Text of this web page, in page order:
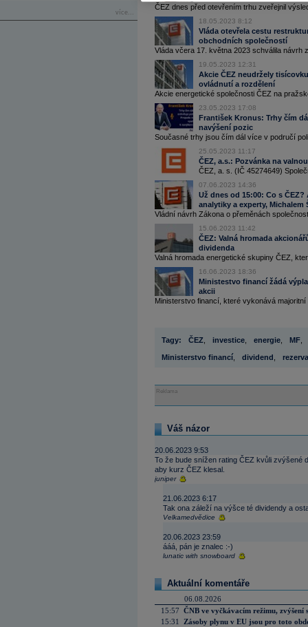
více...
ČEZ dnes před otevřením trhu zveřejnil
18.05.2023 8:12
Vláda otevřela cestu
obchodních společností
Vláda včera 17. května 2023 schválila návrh
19.05.2023 12:31
Akcie ČEZ neudržely
ovládnutí a rozdělení
Akcie energetické společnosti ČEZ na
23.05.2023 17:08
František Kronus: Trhy čím
navýšení pozic
Současné trhy jsou čím dál více v područí
25.05.2023 11:17
ČEZ, a.s.: Pozvánka na
ČEZ, a. s. (IČ 45274649)
07.06.2023 14:36
Už dnes od 15:00: Co s
analytiky a experty, Michalem
Vládní návrh Zákona o přeměnách
15.06.2023 11:42
ČEZ: Valná hromada
dividenda
Valná hromada energetické skupiny ČEZ,
16.06.2023 18:36
Ministestvo financí žádá
akcii
Ministerstvo financí, které vykonává
Tagy: ČEZ investice energie MF
Ministerstvo financí dividend rezerva
Reklama
Váš názor
20.06.2023 9:53
To že bude snížen rating ČEZ kvůli zvýšené
aby kurz ČEZ klesal.
juniper
21.06.2023 6:17
Tak ona záleží na výšce té dividendy a
Velkamedvědice
20.06.2023 23:59
ááá, pán je znalec :-)
lunatic with snowboard
Aktuální komentáře
06.08.2026
15:57 ČNB ve vyčkávacím režimu, zvýšení
15:31
Zásoby plynu v EU jsou pro toto